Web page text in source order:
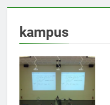
kampus